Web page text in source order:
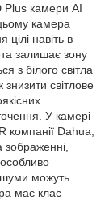
Plus камери AI
камера
цілі навіть в
залишає зону
з білого світла
світлове
У камері
компанії Dahua,
шуми можуть
має клас